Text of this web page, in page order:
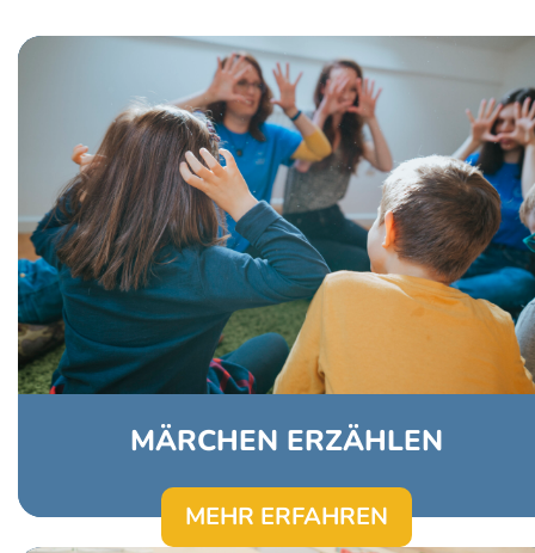
MÄRCHEN ERZÄHLEN
Märchen zu erzählen ist für uns ein Weg zu
den Kindern, die in Kinderheimen leben.
Die regelmäßigen Besuche geben uns die
Möglichkeit, dass wir einen sicheren Punkt
in ihrem Leben darstellen, dass sonst von
ständigem Wandel geprägt ist.
MEHR ERFAHREN